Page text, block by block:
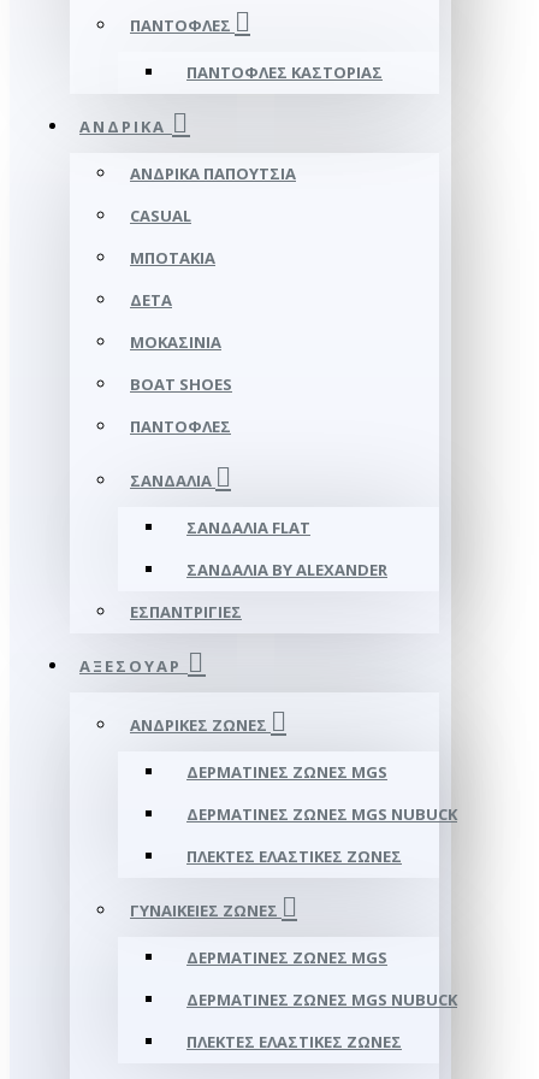
ΠΑΝΤΌΦΛΕΣ
ΠΑΝΤΌΦΛΕΣ ΚΑΣΤΟΡΙΆΣ
ΑΝΔΡΙΚΆ
ΑΝΔΡΙΚΆ ΠΑΠΟΎΤΣΙΑ
CASUAL
ΜΠΟΤΆΚΙΑ
ΔΕΤΆ
ΜΟΚΑΣΊΝΙΑ
BOAT SHOES
ΠΑΝΤΌΦΛΕΣ
ΣΑΝΔΆΛΙΑ
ΣΑΝΔΆΛΙΑ FLAT
ΣΑΝΔΆΛΙΑ BY ALEXANDER
ΕΣΠΑΝΤΡΊΓΙΕΣ
ΑΞΕΣΟΥΑΡ
ΑΝΔΡΙΚΈΣ ΖΏΝΕΣ
ΔΕΡΜΆΤΙΝΕΣ ΖΏΝΕΣ MGS
ΔΕΡΜΆΤΙΝΕΣ ΖΏΝΕΣ MGS NUBUCK
ΠΛΕΚΤΈΣ ΕΛΑΣΤΙΚΈΣ ΖΏΝΕΣ
ΓΥΝΑΙΚΕΊΕΣ ΖΏΝΕΣ
ΔΕΡΜΆΤΙΝΕΣ ΖΏΝΕΣ MGS
ΔΕΡΜΆΤΙΝΕΣ ΖΏΝΕΣ MGS NUBUCK
ΠΛΕΚΤΈΣ ΕΛΑΣΤΙΚΈΣ ΖΏΝΕΣ